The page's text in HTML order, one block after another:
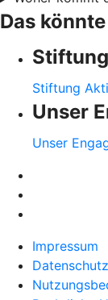
Das
Stiftung
Unser
Unser
Impressum
Datenschutz